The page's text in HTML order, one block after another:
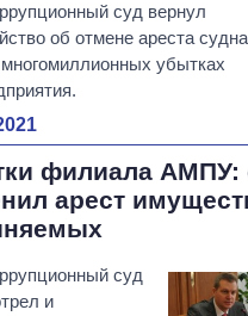
суд вернул
об отмене ареста
убытках
филиала АМПУ:
арест
суд
и